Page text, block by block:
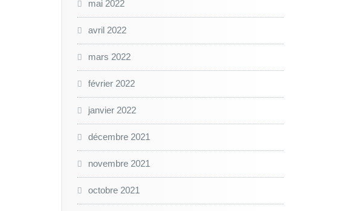
mai 2022
avril 2022
mars 2022
février 2022
janvier 2022
décembre 2021
novembre 2021
octobre 2021